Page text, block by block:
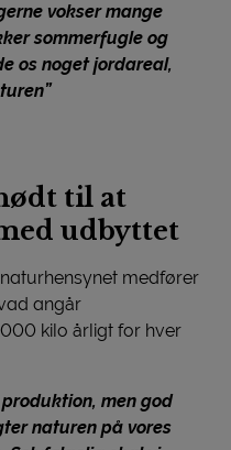
vokser mange
sommerfugle og
os noget jordareal,
til at
udbyttet
medfører
angår
kilo årligt for hver
men god
naturen på vores